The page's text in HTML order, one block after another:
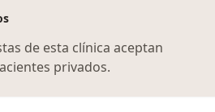
de esta clínica aceptan
privados.